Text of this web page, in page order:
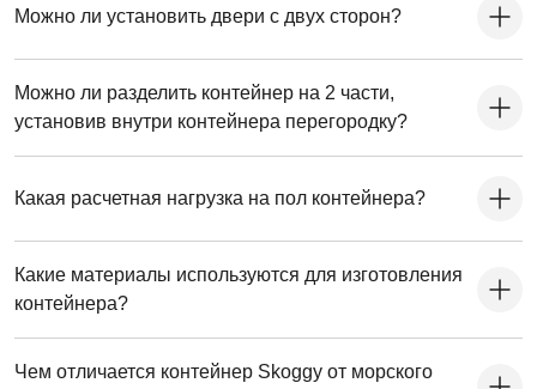
Можно ли установить двери с двух сторон?
Можно ли разделить контейнер на 2 части,
установив внутри контейнера перегородку?
Какая расчетная нагрузка на пол контейнера?
Какие материалы используются для изготовления
контейнера?
Чем отличается контейнер Skoggy от морского